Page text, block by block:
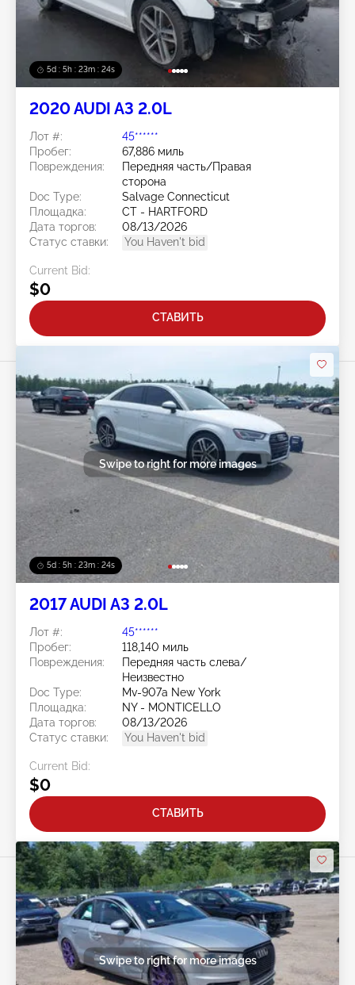
5d : 5h : 23m : 21s
2020 AUDI A3 2.0L
Лот #:
45******
Пробег:
67,886 миль
Повреждения:
Передняя часть/Правая
сторона
Doc Type:
Salvage Connecticut
Площадка:
CT - HARTFORD
Дата торгов:
08/13/2026
Статус ставки:
You Haven't bid
Current Bid:
$0
СТАВИТЬ
5d : 5h : 23m : 21s
Swipe to right for more images
2017 AUDI A3 2.0L
Лот #:
45******
Пробег:
118,140 миль
Повреждения:
Передняя часть слева/
Неизвестно
Doc Type:
Mv-907a New York
Площадка:
NY - MONTICELLO
Дата торгов:
08/13/2026
Статус ставки:
You Haven't bid
Current Bid:
$0
СТАВИТЬ
Swipe to right for more images